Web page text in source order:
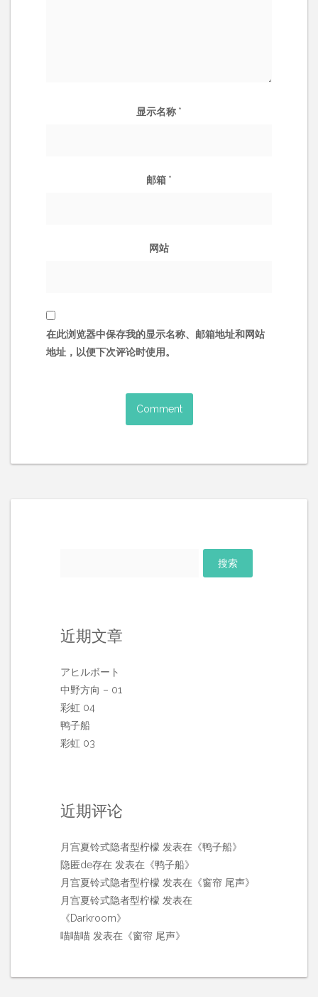
显示名称 *
邮箱 *
网站
在此浏览器中保存我的显示名称、邮箱地址和网站
地址，以便下次评论时使用。
近期文章
アヒルボート
中野方向 – 01
彩虹 04
鸭子船
彩虹 03
近期评论
月宫夏铃式隐者型柠檬 发表在《鸭子船》
隐匿de存在 发表在《鸭子船》
月宫夏铃式隐者型柠檬 发表在《窗帘 尾声》
月宫夏铃式隐者型柠檬 发表在
《Darkroom》
喵喵喵 发表在《窗帘 尾声》